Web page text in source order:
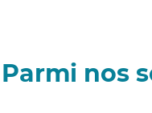
Parmi nos